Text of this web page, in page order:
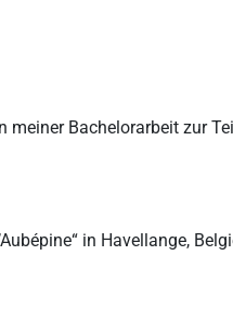
meiner Bachelorarbeit zur
in Havellange,